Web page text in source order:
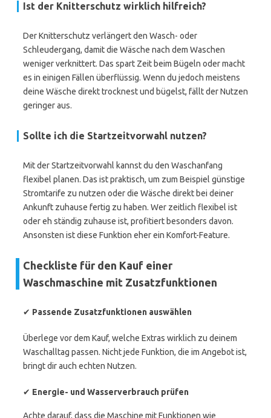
Ist der Knitterschutz wirklich hilfreich?
Der Knitterschutz verlängert den Wasch- oder
Schleudergang, damit die Wäsche nach dem Waschen
weniger verknittert. Das spart Zeit beim Bügeln oder macht
es in einigen Fällen überflüssig. Wenn du jedoch meistens
deine Wäsche direkt trocknest und bügelst, fällt der Nutzen
geringer aus.
Sollte ich die Startzeitvorwahl nutzen?
Mit der Startzeitvorwahl kannst du den Waschanfang
flexibel planen. Das ist praktisch, um zum Beispiel günstige
Stromtarife zu nutzen oder die Wäsche direkt bei deiner
Ankunft zuhause fertig zu haben. Wer zeitlich flexibel ist
oder eh ständig zuhause ist, profitiert besonders davon.
Ansonsten ist diese Funktion eher ein Komfort-Feature.
Checkliste für den Kauf einer
Waschmaschine mit Zusatzfunktionen
✔ Passende Zusatzfunktionen auswählen
Überlege vor dem Kauf, welche Extras wirklich zu deinem
Waschalltag passen. Nicht jede Funktion, die im Angebot ist,
bringt dir auch echten Nutzen.
✔ Energie- und Wasserverbrauch prüfen
Achte darauf, dass die Maschine mit Funktionen wie